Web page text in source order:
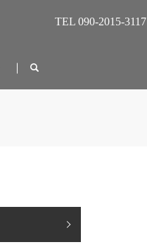
TEL 090-2015-3117